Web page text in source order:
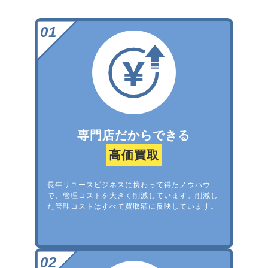
専門店だからできる
高価買取
長年リユースビジネスに携わって得たノウハウ
で、管理コストを大きく削減しています。削減し
た管理コストはすべて買取額に反映しています。